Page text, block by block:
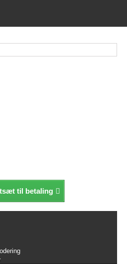
til betaling